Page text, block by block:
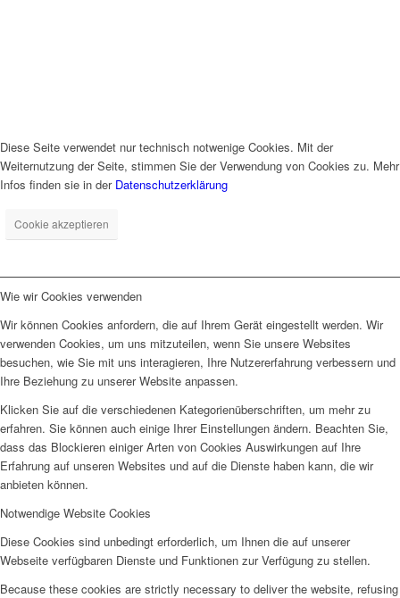
Diese Seite verwendet nur technisch notwenige Cookies. Mit der
Weiternutzung der Seite, stimmen Sie der Verwendung von Cookies zu. Mehr
Infos finden sie in der Datenschutzerklärung
Cookie akzeptieren
Wie wir Cookies verwenden
Wir können Cookies anfordern, die auf Ihrem Gerät eingestellt werden. Wir
verwenden Cookies, um uns mitzuteilen, wenn Sie unsere Websites
besuchen, wie Sie mit uns interagieren, Ihre Nutzererfahrung verbessern und
Ihre Beziehung zu unserer Website anpassen.
Klicken Sie auf die verschiedenen Kategorienüberschriften, um mehr zu
erfahren. Sie können auch einige Ihrer Einstellungen ändern. Beachten Sie,
dass das Blockieren einiger Arten von Cookies Auswirkungen auf Ihre
Erfahrung auf unseren Websites und auf die Dienste haben kann, die wir
anbieten können.
Notwendige Website Cookies
Diese Cookies sind unbedingt erforderlich, um Ihnen die auf unserer
Webseite verfügbaren Dienste und Funktionen zur Verfügung zu stellen.
Because these cookies are strictly necessary to deliver the website, refusing